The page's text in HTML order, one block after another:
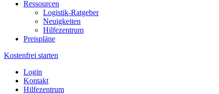
Ressourcen
Logistik-Ratgeber
Neuigkeiten
Hilfezentrum
Preispläne
Kostenfrei starten
Login
Kontakt
Hilfezentrum